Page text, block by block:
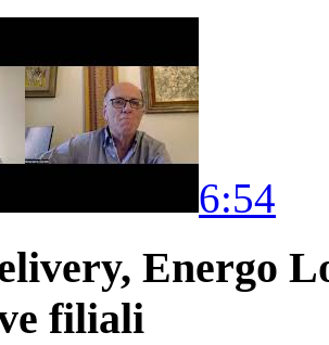
6:54
Energo
filiali